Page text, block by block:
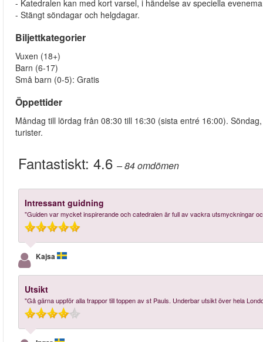
- Katedralen kan med kort varsel, i händelse av speciella
- Stängt söndagar och helgdagar.
Biljettkategorier
Vuxen (18+)
Barn (6-17)
Små barn (0-5): Gratis
Öppettider
Måndag till lördag från 08:30 till 16:30 (sista entré 16:00).
turister.
Fantastiskt: 4.6 – 84omdömen
Intressant guidning
"Guiden var mycket inspirerande och catedralen är full av vackra utsmyckningar
Kajsa
Utsikt
"Gå gärna uppför alla trappor till toppen av st Pauls. Underbar utsikt över hela